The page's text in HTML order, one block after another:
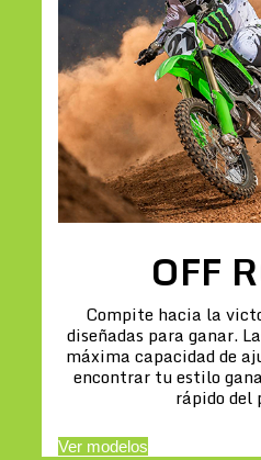
OFF
Compite hacia la
diseñadas para ganar.
máxima capacidad de
encontrar tu estilo
rápido del
Ver modelos